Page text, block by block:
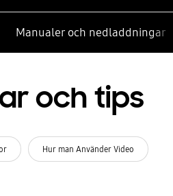
Manualer och nedladdningar
och tips
Hur man Använder Video